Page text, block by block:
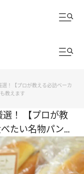
！【プロが教える必訪ベーカ
教えます
！ 【プロが教
たい名物パンも